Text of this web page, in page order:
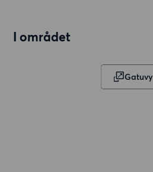
I området
Gatuvy